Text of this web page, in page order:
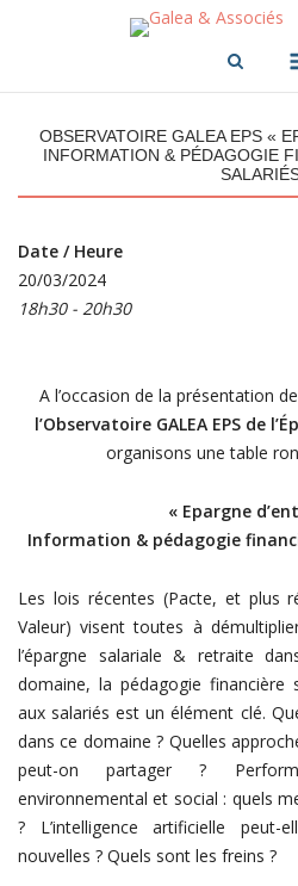
OBSERVATOIRE GALEA EPS «
INFORMATION & PÉDAGOGIE
Date / Heure
20/03/2024
18h30 - 20h30
A l’occasion de la présentation
l’Observatoire GALEA EPS de
organisons une table
« Epargne
Information & pédagogie
Les lois récentes (Pacte, et plus
Valeur) visent toutes à
l’épargne salariale & retraite
domaine, la pédagogie financière
aux salariés est un élément clé.
dans ce domaine ? Quelles
peut-on partager ?
environnemental et social : quels
? L’intelligence artificielle peut-
nouvelles ? Quels sont les freins ?